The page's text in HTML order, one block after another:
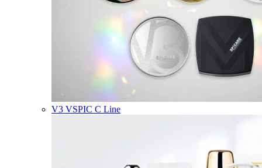
V3 VSPIC C Line